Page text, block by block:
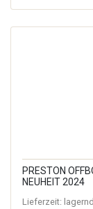
PRESTON
NEUHEIT 2024
Lieferzeit: lagernd